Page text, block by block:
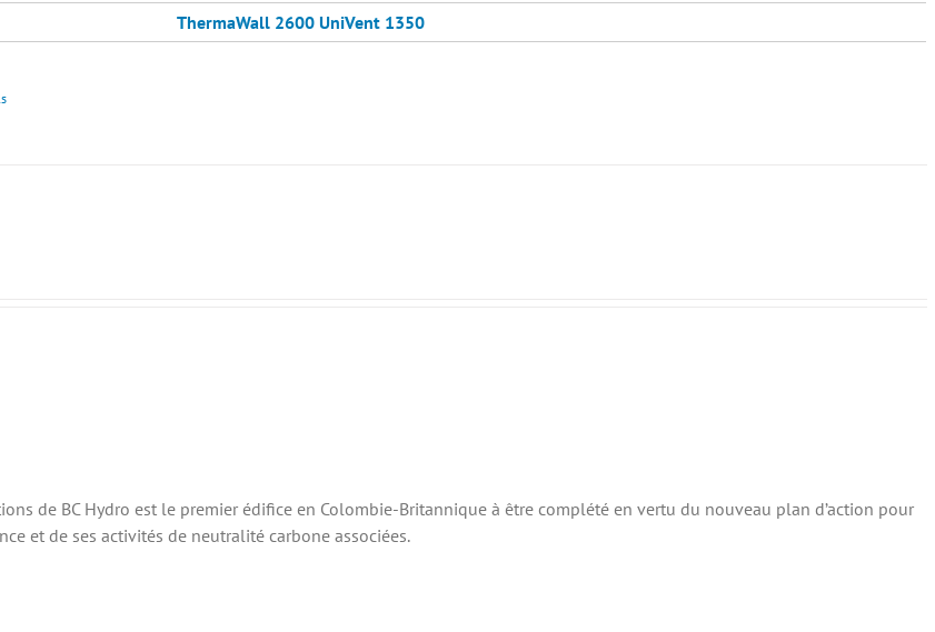
ThermaWall 2600 UniVent 1350
de BC Hydro est le premier édifice en Colombie-Britannique à être complété en vertu du nouveau plan d’action pour
et de ses activités de neutralité carbone associées.